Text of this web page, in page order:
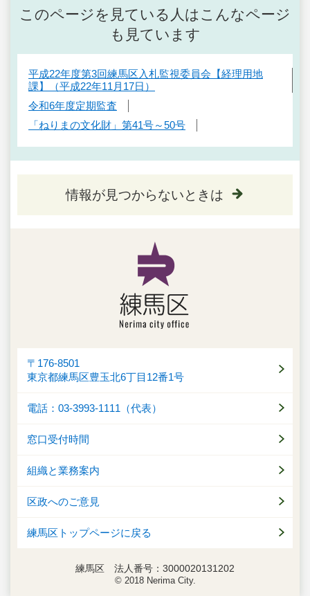
このページを見ている人はこんなページ
も見ています
平成22年度第3回練馬区入札監視委員会【経理用地
課】（平成22年11月17日）
令和6年度定期監査
「ねりまの文化財」第41号～50号
情報が見つからないときは
〒176-8501
東京都練馬区豊玉北6丁目12番1号
電話：03-3993-1111（代表）
窓口受付時間
組織と業務案内
区政へのご意見
練馬区トップページに戻る
練馬区 法人番号：3000020131202
© 2018 Nerima City.